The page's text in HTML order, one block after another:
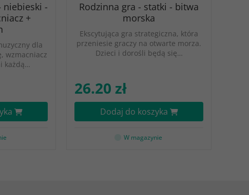
niebieski -
+
dla
wzmacniacz
każdą…
Rodzinna gra - statki - bitwa
morska
Ekscytująca gra strategiczna, która
przeniesie graczy na otwarte morza.
Dzieci i dorośli będą się…
26.20 zł
Dodaj do koszyka
W magazynie